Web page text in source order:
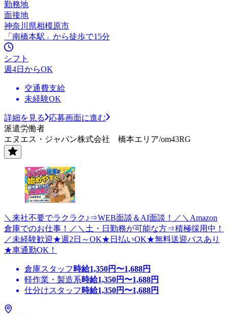
勤務地
面接地
神奈川県相模原市
「南橋本駅」から徒歩で15分
シフト
週4日からOK
交通費支給
未経験OK
詳細を見る
応募画面に進む
派遣労働者
エヌエス・ジャパン株式会社 橋本エリア/om43RG
＼来社不要でラクラク♪⇒WEB面談＆AI面談！／＼Amazon
倉庫でのお仕事！／＼土・日勤務が可能な方⇒積極採用中！
／未経験歓迎★週2日～OK★日払いOK★無料送迎バスあり
★車通勤OK！
倉庫スタッフ 時給1,350円〜1,688円
軽作業・製造系時給1,350円〜1,688円
仕分けスタッフ 時給1,350円〜1,688円